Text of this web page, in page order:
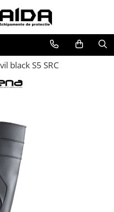
black S5 SRC